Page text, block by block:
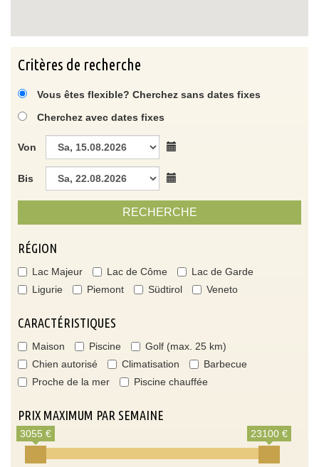
Critères de recherche
Vous êtes flexible? Cherchez sans dates fixes
Cherchez avec dates fixes
Von
Bis
RECHERCHE
RÉGION
Lac Majeur Lac de Côme
Lac de Garde
Ligurie
Piemont Südtirol Veneto
CARACTÉRISTIQUES
Maison Piscine
Golf (max. 25 km)
Chien autorisé
Climatisation
Barbecue
Proche de la mer
Piscine chauffée
PRIX MAXIMUM PAR SEMAINE
3055 € 23100 €